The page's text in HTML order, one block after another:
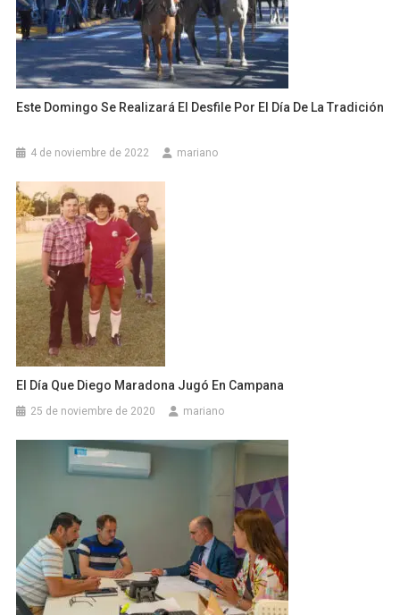
Este Domingo Se Realizará El Desfile Por El Día De La Tradición
4 de noviembre de 2022 mariano
El Día Que Diego Maradona Jugó En Campana
25 de noviembre de 2020 mariano